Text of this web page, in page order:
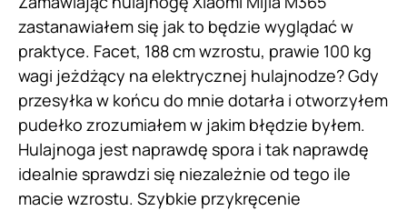
zastanawiałem się jak to będzie wyglądać w
praktyce. Facet, 188 cm wzrostu, prawie 100 kg
wagi jeżdżący na elektrycznej hulajnodze? Gdy
przesyłka w końcu do mnie dotarła i otworzyłem
pudełko zrozumiałem w jakim błędzie byłem.
Hulajnoga jest naprawdę spora i tak naprawdę
idealnie sprawdzi się niezależnie od tego ile
macie wzrostu. Szybkie przykręcenie